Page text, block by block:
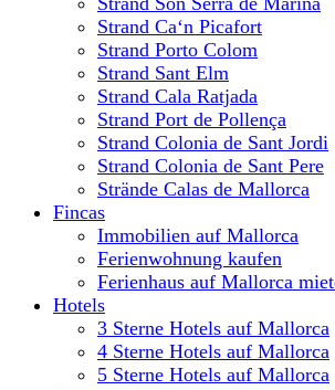
Strand Ca‘n Picafort
Strand Porto Colom
Strand Sant Elm
Strand Cala Ratjada
Strand Port de Pollença
Strand Colonia de Sant Jordi
Strand Colonia de Sant Pere
Strände Calas de Mallorca
Fincas
Immobilien auf Mallorca
Ferienwohnung kaufen
Ferienhaus auf Mallorca
Hotels
3 Sterne Hotels auf Mallorca
4 Sterne Hotels auf Mallorca
5 Sterne Hotels auf Mallorca